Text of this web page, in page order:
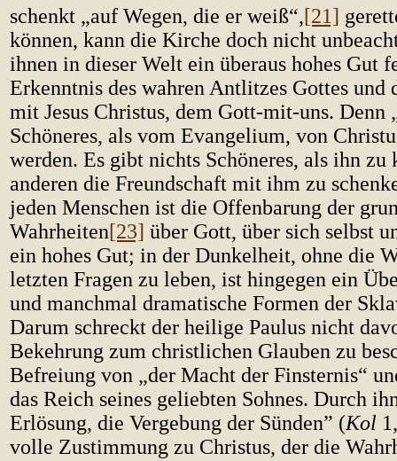
schenkt „auf Wegen, die er weiß“,[21]
können, kann die Kirche doch nicht
ihnen in dieser Welt ein überaus hohes Gut
Erkenntnis des wahren Antlitzes Gottes und
mit Jesus Christus, dem Gott-mit-uns. Denn
Schöneres, als vom Evangelium, von
werden. Es gibt nichts Schöneres, als ihn zu
anderen die Freundschaft mit ihm zu
jeden Menschen ist die Offenbarung der
Wahrheiten[23] über Gott, über sich selbst
ein hohes Gut; in der Dunkelheit, ohne die
letzten Fragen zu leben, ist hingegen ein
und manchmal dramatische Formen der
Darum schreckt der heilige Paulus nicht
Bekehrung zum christlichen Glauben zu
Befreiung von „der Macht der Finsternis“
das Reich seines geliebten Sohnes. Durch
Erlösung, die Vergebung der Sünden” (Kol
volle Zustimmung zu Christus, der die